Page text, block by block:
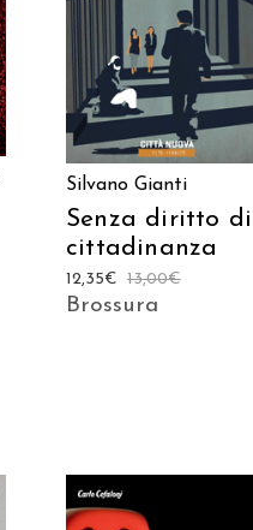
AGGIUNGI AL CARRELLO
Silvano Gianti
Senza diritto di
cittadinanza
13,00€
12,35€
Brossura